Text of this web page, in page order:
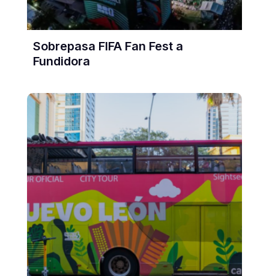
Sobrepasa FIFA Fan Fest a
Fundidora